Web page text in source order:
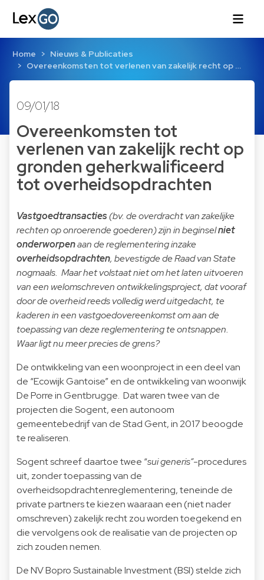
Home
Nieuws & Publicaties
Overeenkomsten tot verlenen van zakelijk recht op …
09/01/18
Overeenkomsten tot
verlenen van zakelijk recht op
gronden geherkwalificeerd
tot overheidsopdrachten
Vastgoedtransacties(bv. de overdracht van zakelijke
rechten op onroerende goederen) zijn in beginselniet
onderworpenaan de reglementering inzake
overheidsopdrachten, bevestigde de Raad van State
nogmaals. Maar het volstaat niet om het laten uitvoeren
van een welomschreven ontwikkelingsproject, dat vooraf
door de overheid reeds volledig werd uitgedacht, te
kaderen in een vastgoedovereenkomst om aan de
toepassing van deze reglementering te ontsnappen.
Waar ligt nu meer precies de grens?
De ontwikkeling van een woonproject in een deel van
de “Ecowijk Gantoise” en de ontwikkeling van woonwijk
De Porre in Gentbrugge. Dat waren twee van de
projecten die Sogent, een autonoom
gemeentebedrijf van de Stad Gent, in 2017 beoogde
te realiseren.
Sogent schreef daartoe twee “sui generis”-procedures
uit, zonder toepassing van de
overheidsopdrachtenreglementering, teneinde de
private partners te kiezen waaraan een (niet nader
omschreven) zakelijk recht zou worden toegekend en
die vervolgens ook de realisatie van de projecten op
zich zouden nemen.
De NV Bopro Sustainable Investment (BSI) stelde zich